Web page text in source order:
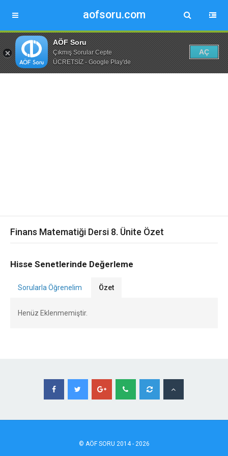
aofsoru.com
AÖF Soru
Çıkmış Sorular Cepte
ÜCRETSİZ - Google Play'de
AÇ
Finans Matematiği Dersi 8. Ünite Özet
Hisse Senetlerinde Değerleme
Sorularla Öğrenelim Özet
Henüz Eklenmemiştir.
© AÖFSORU 2014 - 2026